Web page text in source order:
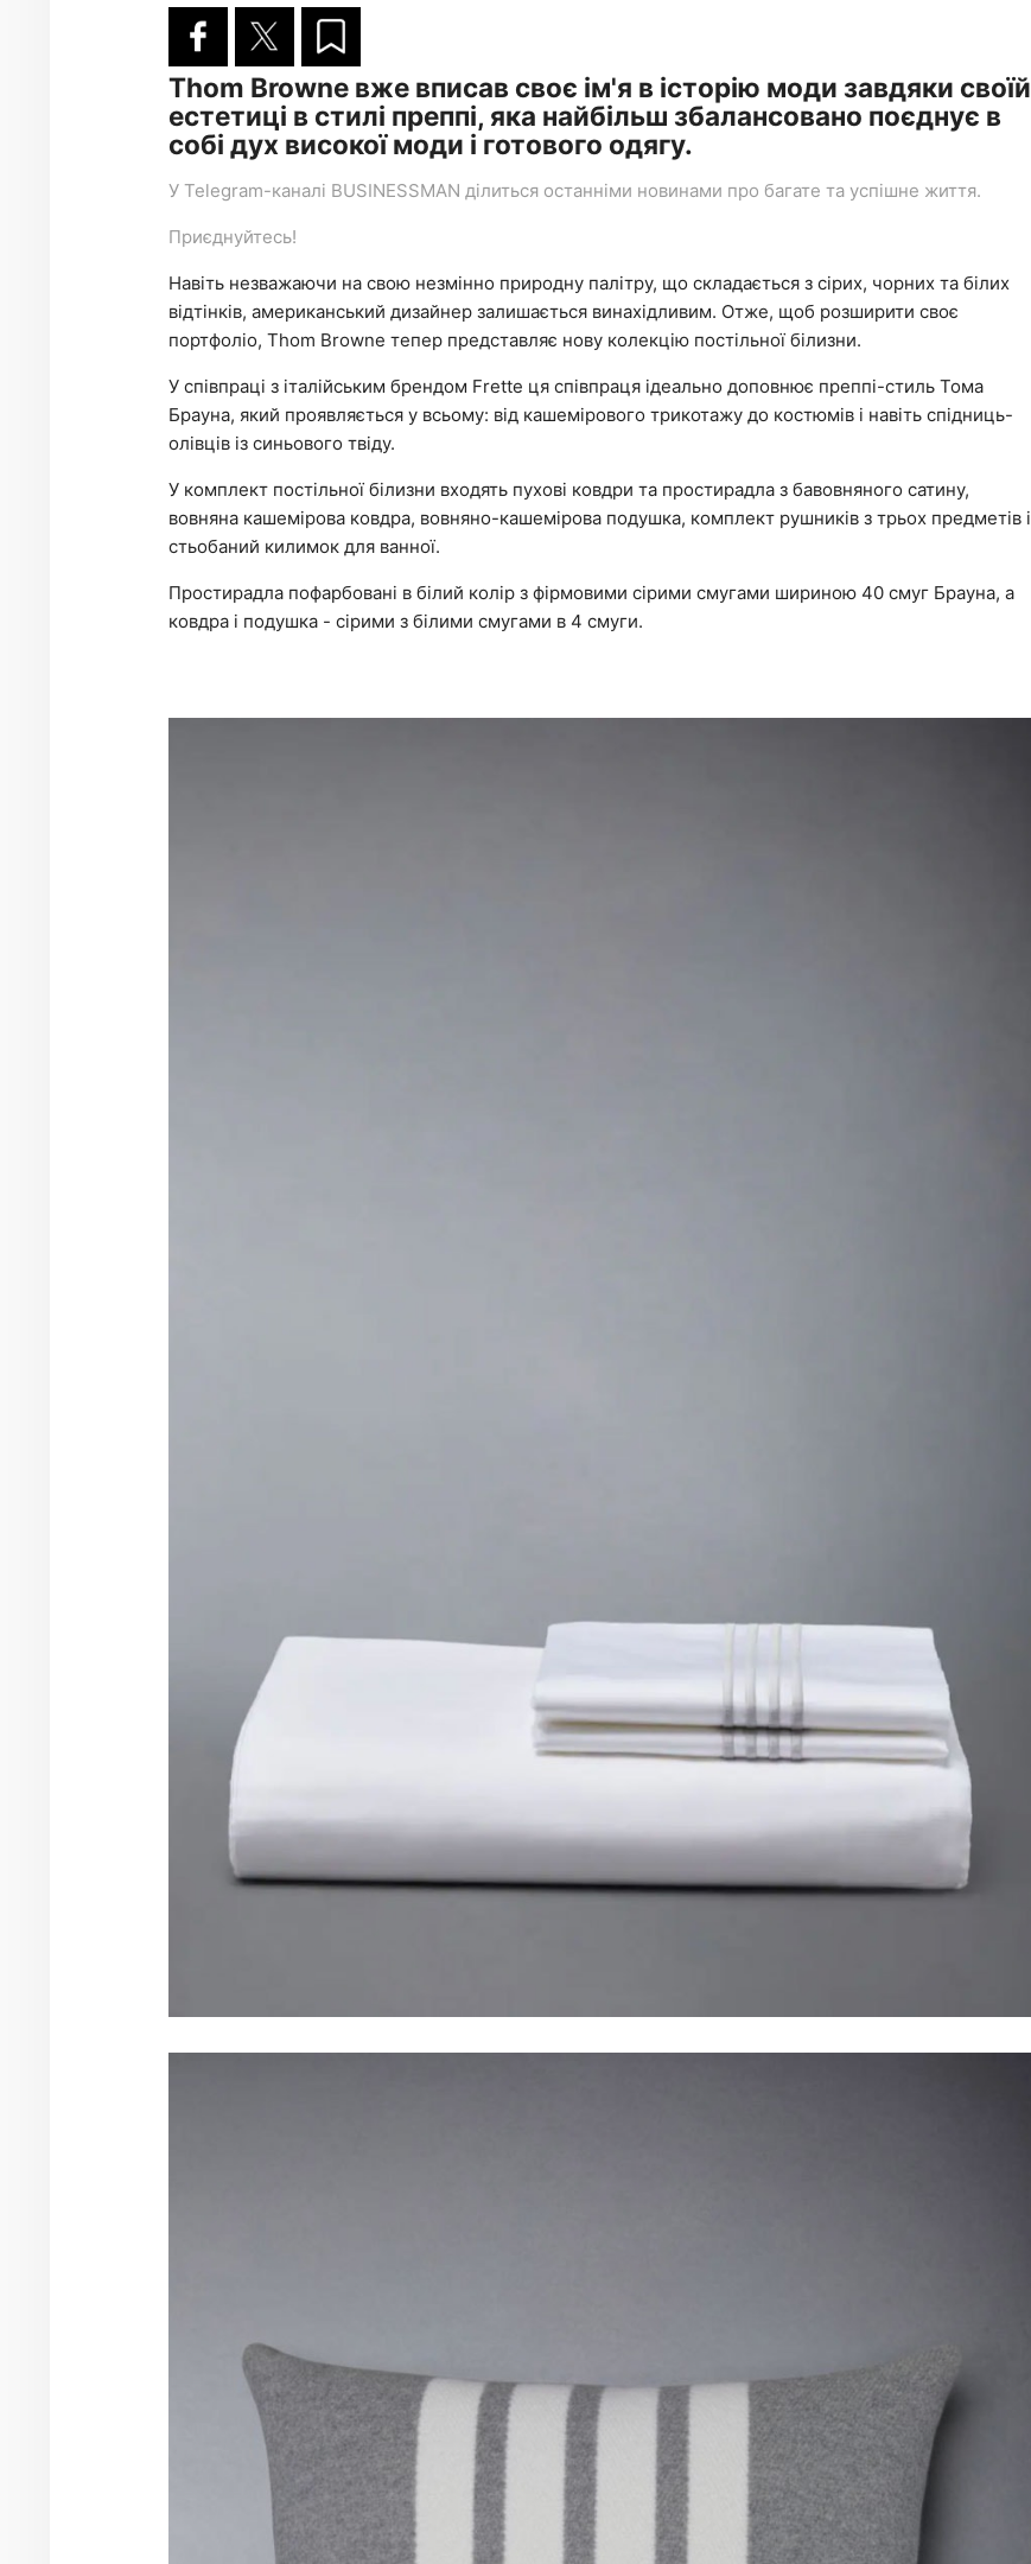
Thom Browne вже вписав своє ім'я в історію моди завдяки своїй
естетиці в стилі преппі, яка найбільш збалансовано поєднує в
собі дух високої моди і готового одягу.
У Telegram-каналі BUSINESSMAN ділиться останніми новинами про багате та успішне життя.
Приєднуйтесь!
Навіть незважаючи на свою незмінно природну палітру, що складається з сірих, чорних та білих
відтінків, американський дизайнер залишається винахідливим. Отже, щоб розширити своє
портфоліо, Thom Browne тепер представляє нову колекцію постільної білизни.
У співпраці з італійським брендом Frette ця співпраця ідеально доповнює преппі-стиль Тома
Брауна, який проявляється у всьому: від кашемірового трикотажу до костюмів і навіть спідниць-
олівців із синьового твіду.
У комплект постільної білизни входять пухові ковдри та простирадла з бавовняного сатину,
вовняна кашемірова ковдра, вовняно-кашемірова подушка, комплект рушників з трьох предметів і
стьобаний килимок для ванної.
Простирадла пофарбовані в білий колір з фірмовими сірими смугами шириною 40 смуг Брауна, а
ковдра і подушка - сірими з білими смугами в 4 смуги.